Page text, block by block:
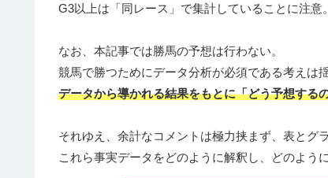
G3以上は「同レース」で集計していることに注意。
なお、本記事では勝馬の予想は行わない。
競馬で勝つためにデータ分析が必須である考えは
データから導かれる結果をもとに「どう予想する
それゆえ、余計なコメントは極力挟まず、表とグ
これら事実データをどのように解釈し、どのよう